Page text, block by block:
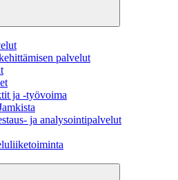
palvelut
ja -työvoima
ja analysointipalvelut